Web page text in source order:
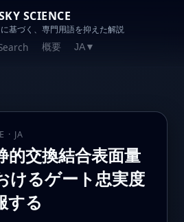
SCIENCE
基づく、専門用語を抑えた解説
概要 JA▼
· JA
的交換結合表面量
けるゲート忠実度
する